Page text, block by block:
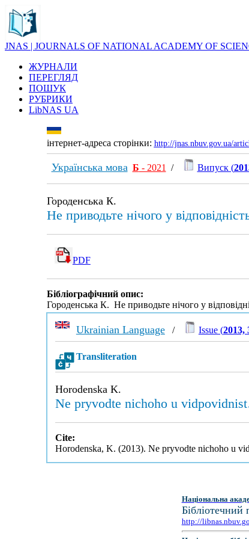
JNAS | JOURNALS OF NATIONAL ACADEMY OF
ЖУРНАЛИ
ПЕРЕГЛЯД
ПОШУК
РУБРИКИ
LibNAS UA
інтернет-адреса сторінки: http://jnas.nbuv.gov.ua/
Українська мова Б - 2021 / Випуск (
Городенська К.
Не приводьте нічого у
PDF
Бібліографічний опис:
Городенська К. Не приводьте нічого у
Ukrainian Language/ Issue (2013,
Transliteration
Horodenska K.
Ne pryvodte nichoho u
Cite:
Horodenska, K. (2013). Ne pryvodte nichoho u
Національна
Бібліотечний
http://